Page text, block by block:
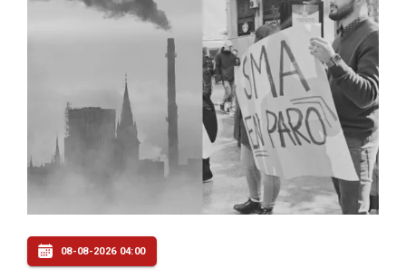
08-08-2026 04:00